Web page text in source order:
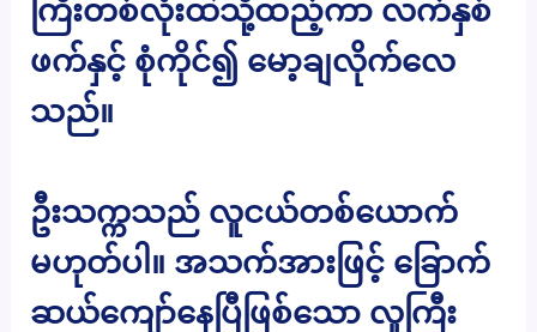
ကြီးတစ်လုံးထဲသို့ထည့်ကာ လက်နှစ်
ဖက်နှင့် စုံကိုင်၍ မော့ချလိုက်လေ
သည်။
ဦးသက္ကသည် လူငယ်တစ်ယောက်
မဟုတ်ပါ။ အသက်အားဖြင့် ခြောက်
ဆယ်ကျော်နေပြီဖြစ်သော လူကြီး